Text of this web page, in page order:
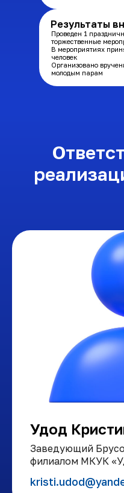
Результаты
Проведен 1
торжественные
В мероприятиях
человек
Организовано
молодым парам
Удод
Заведующий
филиалом МКУК